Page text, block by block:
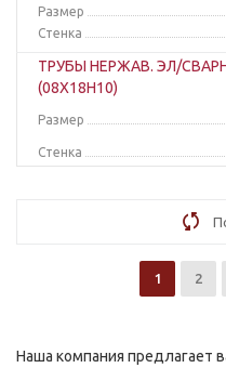
Размер
Стенка
ТРУБЫ НЕРЖАВ. ЭЛ/
(08Х18Н10)
Размер
Стенка
1 2
Наша компания предлагает